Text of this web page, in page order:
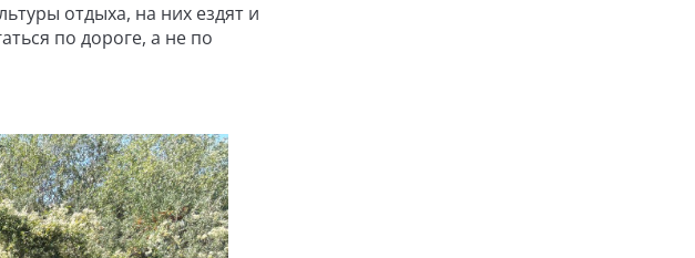
отдыха, на них ездят и
по дороге, а не по